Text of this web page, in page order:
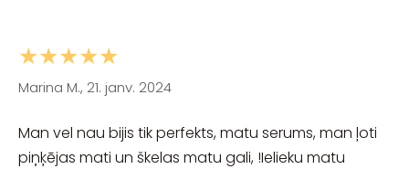
★★★★★
Marina M., 21. janv. 2024
Man vel nau bijis tik perfekts, matu serums, man ļoti
piņķējas mati un škelas matu gali, !Ielieku matu